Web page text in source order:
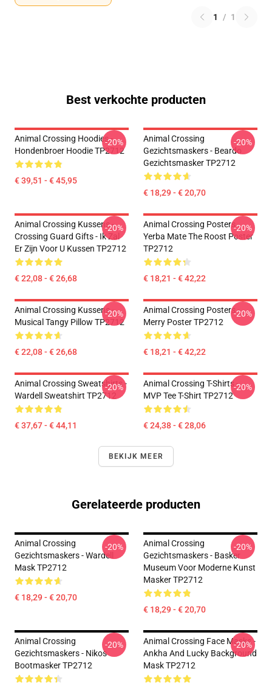
1 / 1
Best verkochte producten
Animal Crossing Hoodies -
Hondenbroer Hoodie TP2712
€ 39,51 - € 45,95
-20%
Animal Crossing
Gezichtsmaskers - Beardo
Gezichtsmasker TP2712
€ 18,29 - € 20,70
-20%
Animal Crossing Kussens -
Crossing Guard Gifts - Ik Zal
Er Zijn Voor U Kussen TP2712
€ 22,08 - € 26,68
-20%
Animal Crossing Posters -
Yerba Mate The Roost Poster
TP2712
€ 18,21 - € 42,22
-20%
Animal Crossing Kussens -
Musical Tangy Pillow TP2712
€ 22,08 - € 26,68
-20%
Animal Crossing Posters -
Merry Poster TP2712
€ 18,21 - € 42,22
-20%
Animal Crossing Sweatshirts -
Wardell Sweatshirt TP2712
€ 37,67 - € 44,11
-20%
Animal Crossing T-Shirts -
MVP Tee T-Shirt TP2712
€ 24,38 - € 28,06
-20%
BEKIJK MEER
Gerelateerde producten
Animal Crossing
Gezichtsmaskers - Wardell
Mask TP2712
€ 18,29 - € 20,70
-20%
Animal Crossing
Gezichtsmaskers - Basker
Museum Voor Moderne Kunst
Masker TP2712
€ 18,29 - € 20,70
-20%
Animal Crossing
Gezichtsmaskers - Nikos
Bootmasker TP2712
-20%
Animal Crossing Face Masks -
Ankha And Lucky Background
Mask TP2712
-20%